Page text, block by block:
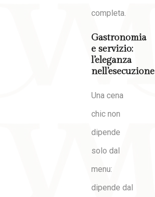
completa.
Gastronomia
e servizio:
l’eleganza
nell’esecuzione
Una cena
chic non
dipende
solo dal
menu:
dipende dal